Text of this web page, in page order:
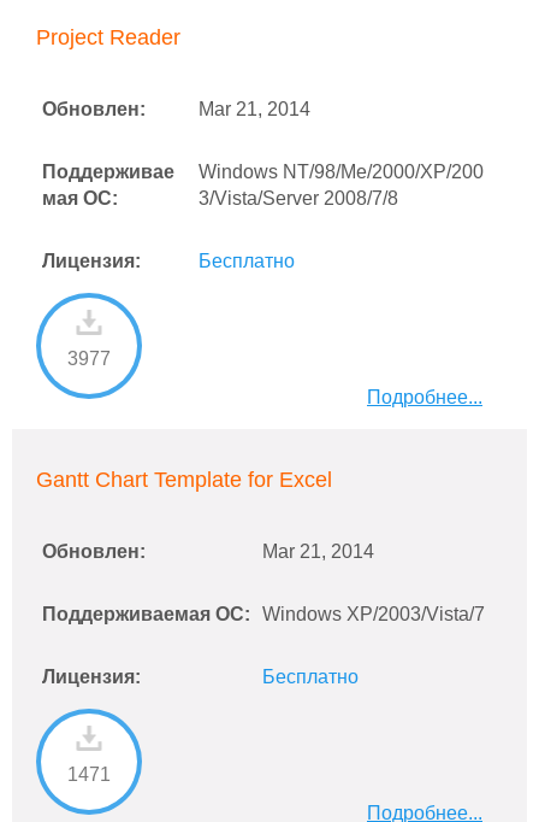
Project Reader
Обновлен: Mar 21, 2014
Поддерживае
мая ОС:
Windows NT/98/Me/2000/XP/200
3/Vista/Server 2008/7/8
Лицензия: Бесплатно
3977
Подробнее...
Gantt Chart Template for Excel
Обновлен: Mar 21, 2014
Поддерживаемая ОС: Windows XP/2003/Vista/7
Лицензия: Бесплатно
1471
Подробнее...